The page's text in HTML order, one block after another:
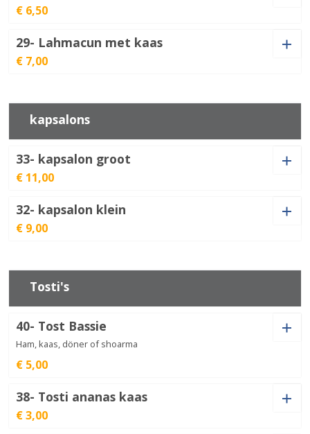
Lachmacun
speciaal
aantal
€ 6,50
Lahmacun
groente
aantal
29- Lahmacun met kaas
€ 7,00
Lahmacun
kaas
aantal
kapsalons
33- kapsalon groot
€ 11,00
Vleessoort
groot
aantal
32- kapsalon klein
€ 9,00
kapsalon
aantal
Tosti's
40- Tost Bassie
Ham, kaas, döner of shoarma
€ 5,00
Tost
Bassie
aantal
38- Tosti ananas kaas
€ 3,00